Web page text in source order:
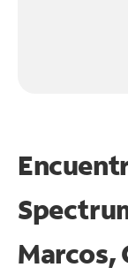
Marcos,